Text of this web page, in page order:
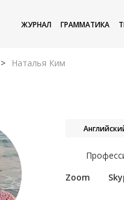
ЖУРНАЛ ГРАММАТИКА
> Наталья Ким
Zoom